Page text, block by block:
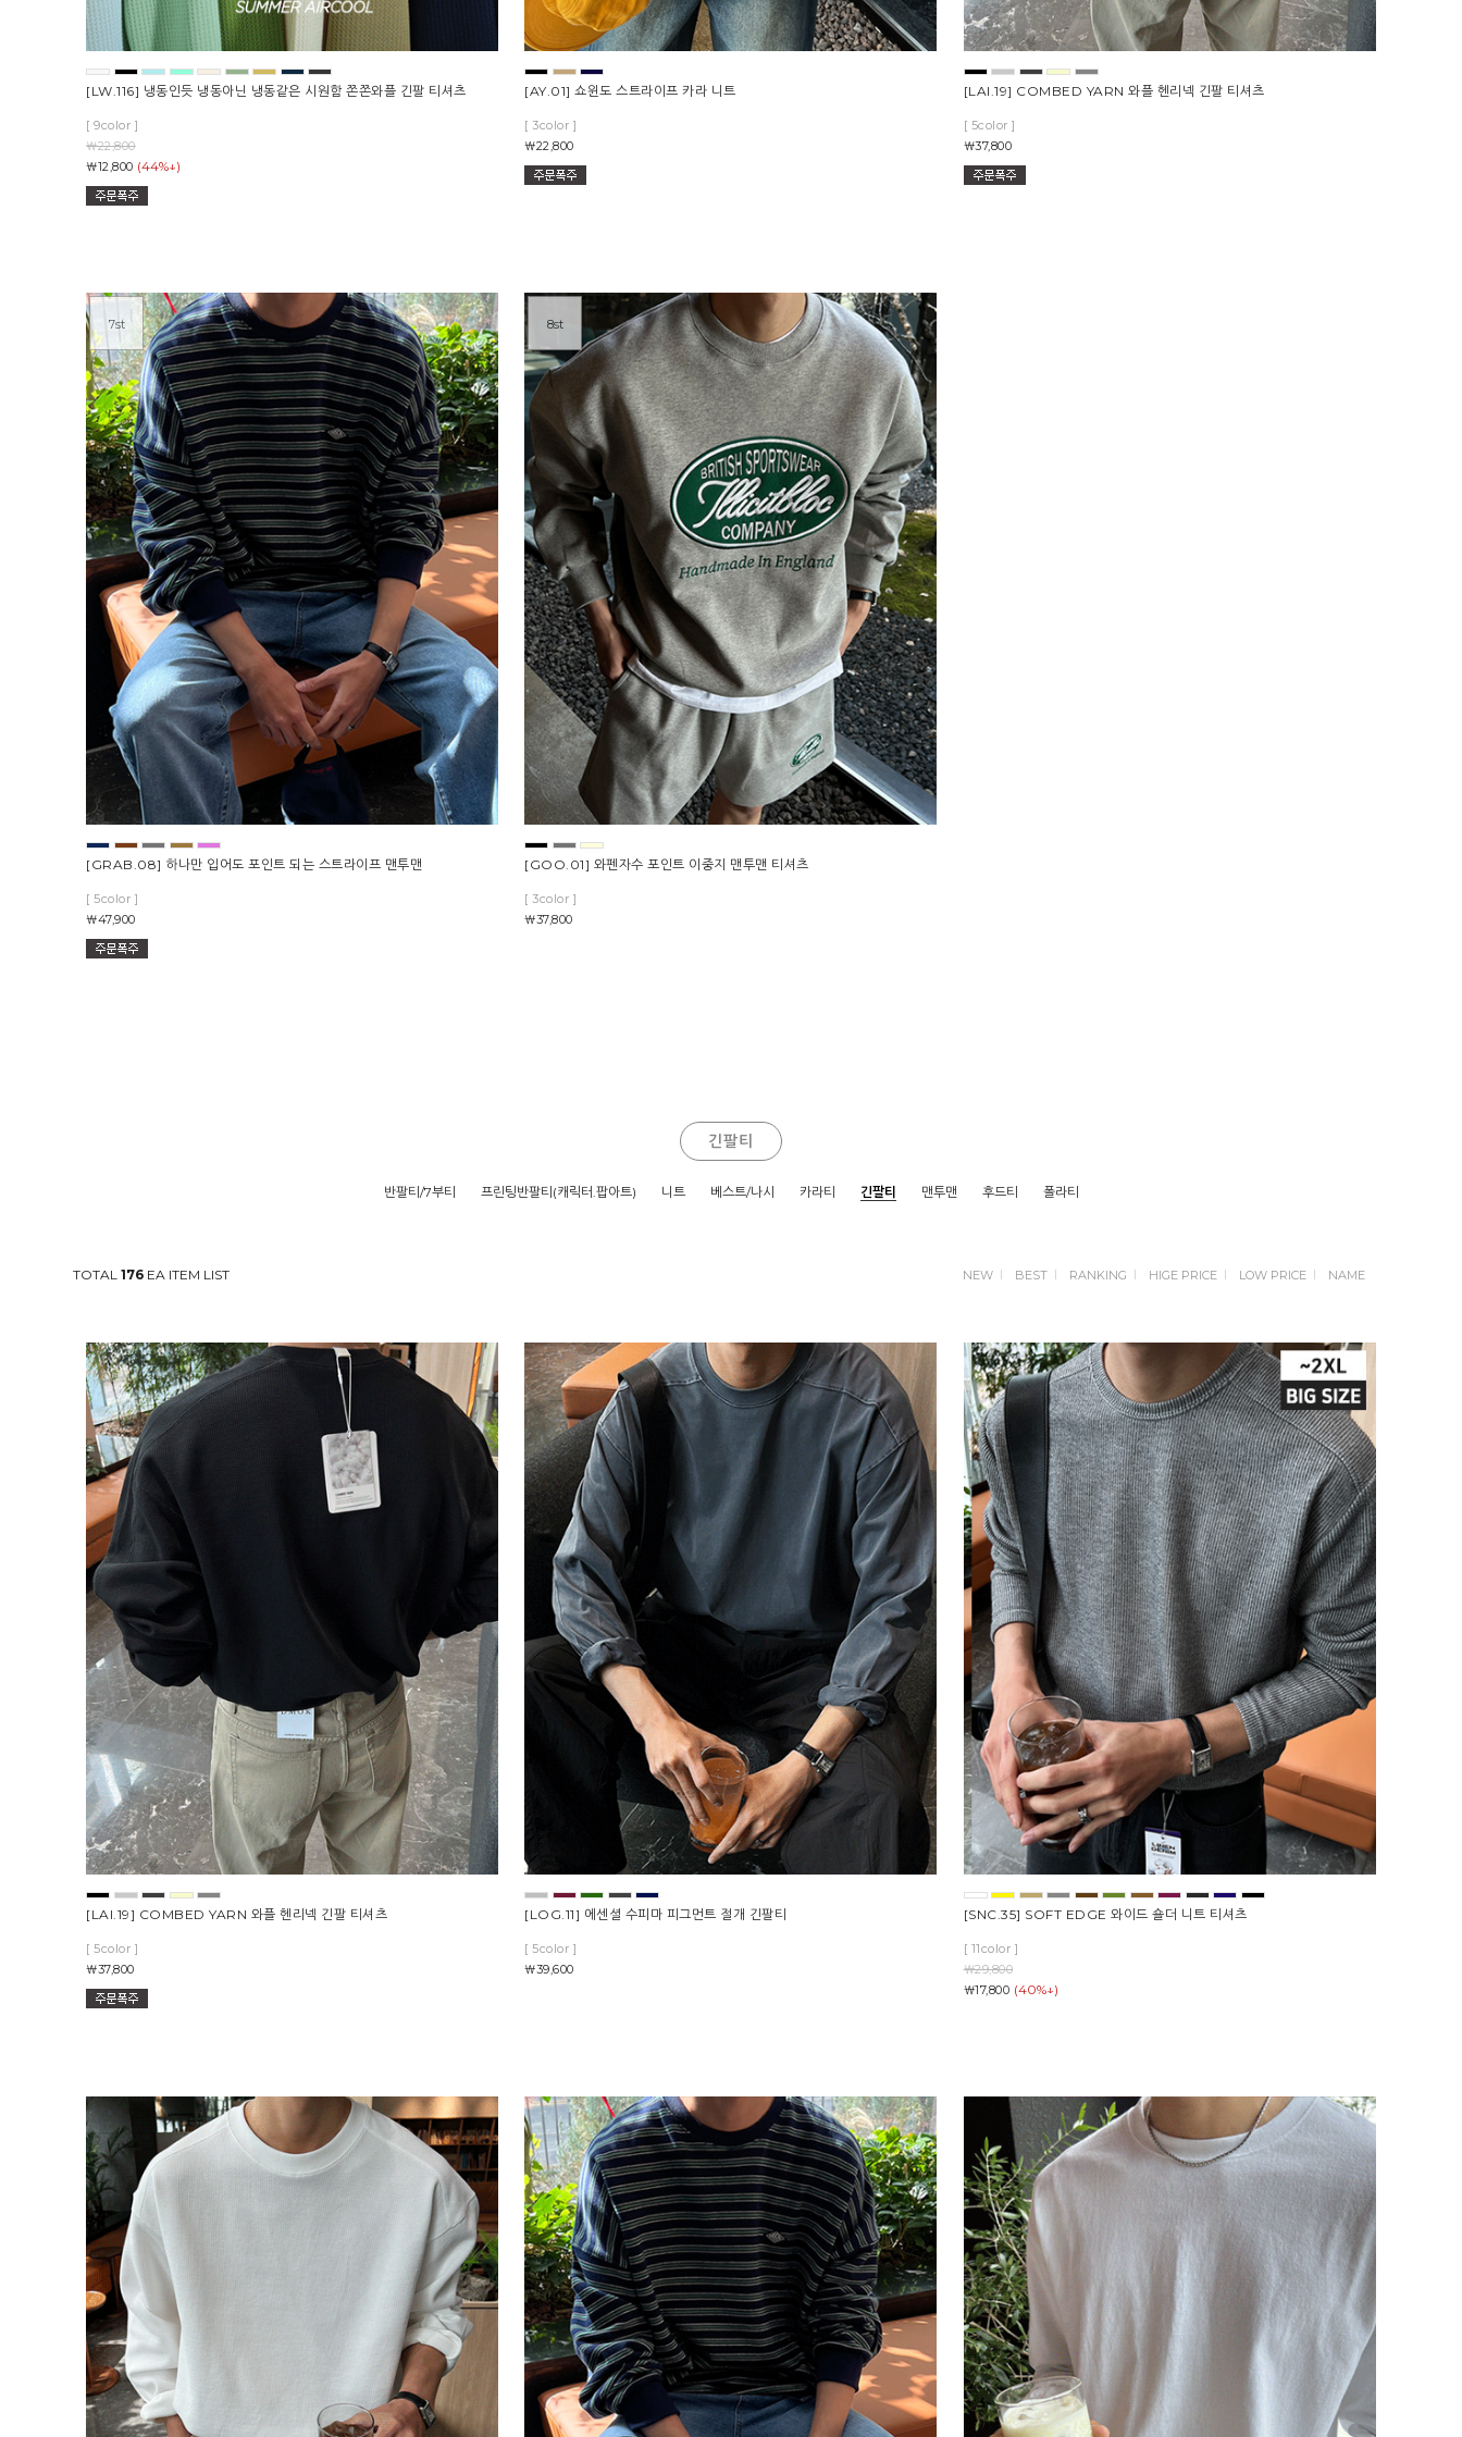
[LW.116] 냉동인듯 냉동아닌 냉동같은 시원함 쫀쫀와플 긴팔 티셔츠
[ 9color ]
￦22,800
￦12,800 (44%↓)
[AY.01] 쇼윈도 스트라이프 카라 니트
[ 3color ]
￦22,800
[LAI.19] COMBED YARN 와플 헨리넥 긴팔 티셔츠
[ 5color ]
￦37,800
7st
[GRAB.08] 하나만 입어도 포인트 되는 스트라이프 맨투맨
[ 5color ]
￦47,900
8st
[GOO.01] 와펜자수 포인트 이중지 맨투맨 티셔츠
[ 3color ]
￦37,800
긴팔티
반팔티/7부티 프린팅반팔티(캐릭터.팝아트) 니트 베스트/나시 카라티 긴팔티 맨투맨 후드티 폴라티
TOTAL176 EA ITEM LIST NEW BEST RANKING HIGE PRICE LOW PRICE NAME
[LAI.19] COMBED YARN 와플 헨리넥 긴팔 티셔츠
[ 5color ]
￦37,800
[LOG.11] 에센셜 수피마 피그먼트 절개 긴팔티
[ 5color ]
￦39,600
[SNC.35] SOFT EDGE 와이드 숄더 니트 티셔츠
[ 11color ]
￦29,800
￦17,800 (40%↓)